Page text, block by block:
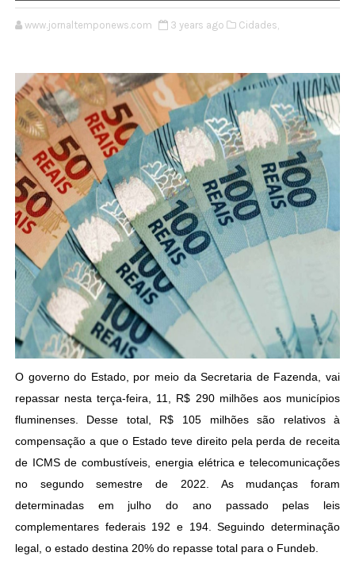
www.jornaltemponews.com 3 years ago Cidades,
O governo do Estado, por meio da Secretaria de Fazenda, vai
repassar nesta terça-feira, 11, R$ 290 milhões aos municípios
fluminenses. Desse total, R$ 105 milhões são relativos à
compensação a que o Estado teve direito pela perda de receita
de ICMS de combustíveis, energia elétrica e telecomunicações
no segundo semestre de 2022. As mudanças foram
determinadas em julho do ano passado pelas leis
complementares federais 192 e 194. Seguindo determinação
legal, o estado destina 20% do repasse total para o Fundeb.